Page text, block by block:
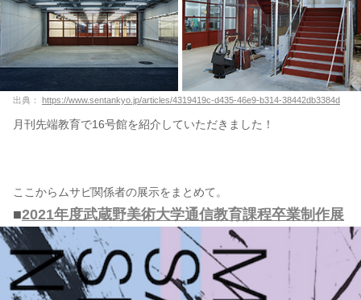
出典： https://www.sentankyo.jp/articles/4319419c-d435-46e9-b314-38442db3384d
月刊先端教育で16号館を紹介していただきました！
ここからムサビ関係者の展示をまとめて。
■2021年度武蔵野美術大学通信教育課程卒業制作展